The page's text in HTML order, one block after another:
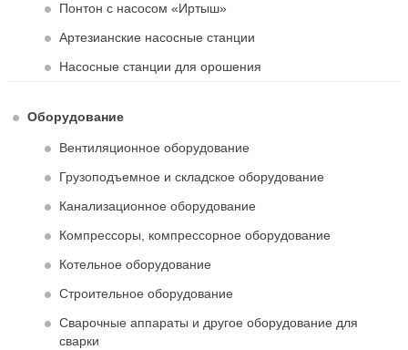
Понтон с насосом «Иртыш»
Артезианские насосные станции
Насосные станции для орошения
Оборудование
Вентиляционное оборудование
Грузоподъемное и складское оборудование
Канализационное оборудование
Компрессоры, компрессорное оборудование
Котельное оборудование
Строительное оборудование
Сварочные аппараты и другое оборудование для
сварки